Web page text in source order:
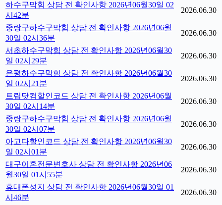
하수구막힘 상담 전 확인사항 2026년06월30일 02
시42분
2026.06.30
중랑구하수구막힘 상담 전 확인사항 2026년06월
30일 02시36분
2026.06.30
서초하수구막힘 상담 전 확인사항 2026년06월30
일 02시29분
2026.06.30
은평하수구막힘 상담 전 확인사항 2026년06월30
일 02시21분
2026.06.30
트립닷컴할인코드 상담 전 확인사항 2026년06월
30일 02시14분
2026.06.30
중랑구하수구막힘 상담 전 확인사항 2026년06월
30일 02시07분
2026.06.30
아고다할인코드 상담 전 확인사항 2026년06월30
일 02시01분
2026.06.30
대구이혼전문변호사 상담 전 확인사항 2026년06
월30일 01시55분
2026.06.30
휴대폰성지 상담 전 확인사항 2026년06월30일 01
시46분
2026.06.30